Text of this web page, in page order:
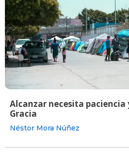
Alcanzar necesita paciencia
Gracia
Néstor Mora Núñez